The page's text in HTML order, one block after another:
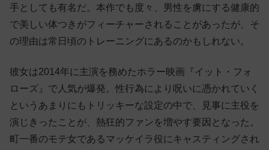
手としても有名だ。本作でも度々、男性を虜にする健康的
で美しい体つきがフィーチャーされることがあったが、そ
の理由は常日頃のトレーニングにあるのかもしれない。
彼女は2014年に主演を務めたホラー映画『イット・フォ
ローズ』で人気が爆発。性行為により呪いに憑かれていく
というあまりにもトリッキーな設定の中で、見事に主役を
演じきったことが、熱狂的ファンを増やす要因となった。
町一番のモテ女であるマッケイラ役にキャスティングされ